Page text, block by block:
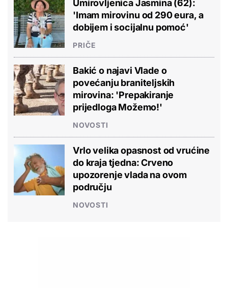
Umirovljenica Jasmina (62):
'Imam mirovinu od 290 eura, a
dobijem i socijalnu pomoć'
PRIČE
Bakić o najavi Vlade o
povećanju braniteljskih
mirovina: 'Prepakiranje
prijedloga Možemo!'
NOVOSTI
Vrlo velika opasnost od vrućine
do kraja tjedna: Crveno
upozorenje vlada na ovom
području
NOVOSTI